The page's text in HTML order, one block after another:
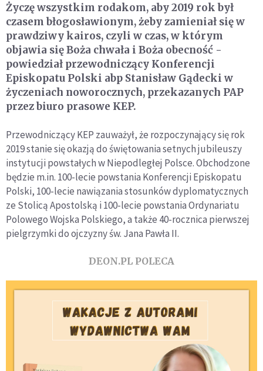
Życzę wszystkim rodakom, aby 2019 rok był
czasem błogosławionym, żeby zamieniał się w
prawdziwy kairos, czyli w czas, w którym
objawia się Boża chwała i Boża obecność -
powiedział przewodniczący Konferencji
Episkopatu Polski abp Stanisław Gądecki w
życzeniach noworocznych, przekazanych PAP
przez biuro prasowe KEP.
Przewodniczący KEP zauważył, że rozpoczynający się rok
2019 stanie się okazją do świętowania setnych jubileuszy
instytucji powstałych w Niepodległej Polsce. Obchodzone
będzie m.in. 100-lecie powstania Konferencji Episkopatu
Polski, 100-lecie nawiązania stosunków dyplomatycznych
ze Stolicą Apostolską i 100-lecie powstania Ordynariatu
Polowego Wojska Polskiego, a także 40-rocznica pierwszej
pielgrzymki do ojczyzny św. Jana Pawła II.
DEON.PL POLECA